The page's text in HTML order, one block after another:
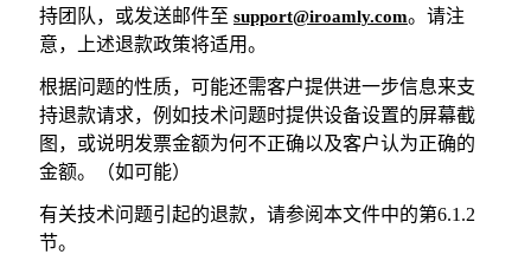
持团队，或发送邮件至 support@iroamly.com。请注
意，上述退款政策将适用。
根据问题的性质，可能还需客户提供进一步信息来支
持退款请求，例如技术问题时提供设备设置的屏幕截
图，或说明发票金额为何不正确以及客户认为正确的
金额。（如可能）
有关技术问题引起的退款，请参阅本文件中的第6.1.2
节。